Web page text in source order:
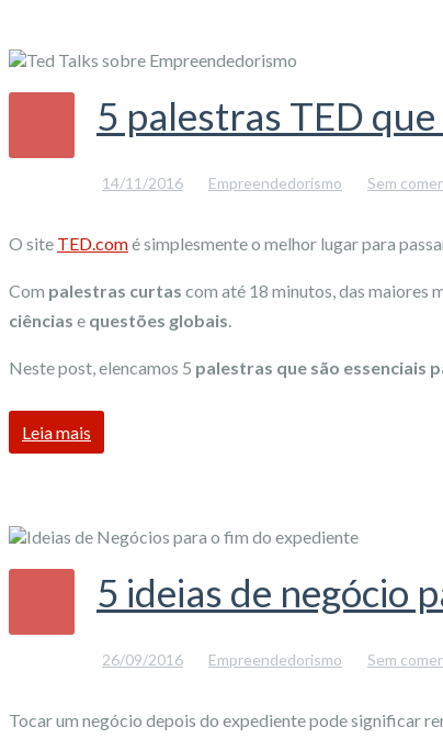
5 palestras TED
14/11/2016 Empreendedorismo Sem
O site TED.comé simplesmente o melhor lugar para
Com palestras curtas com até 18 minutos, das maiores
ciências e questões globais.
Neste post, elencamos 5 palestras que são essenciais
Leia mais
5 ideias de negócio
26/09/2016 Empreendedorismo Sem
Tocar um negócio depois do expediente pode significar